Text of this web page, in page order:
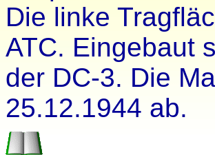
Die linke
ATC. Eingebaut
der DC-3. Die
25.12.1944 ab.